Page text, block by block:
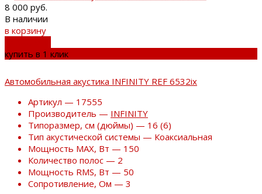
8 000 руб.
В наличии
в корзину
купить в 1 клик
Автомобильная акустика INFINITY REF 6532ix
Артикул — 17555
Производитель — INFINITY
Типоразмер, см (дюймы) — 16 (6)
Тип акустической системы — Коаксиальная
Мощность MAX, Вт — 150
Количество полос — 2
Мощность RMS, Вт — 50
Сопротивление, Ом — 3